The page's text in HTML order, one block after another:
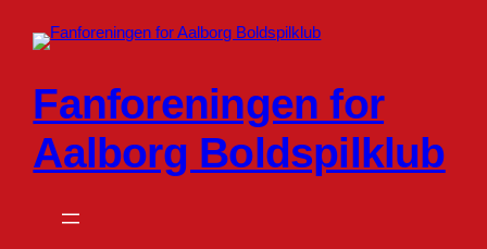
Fanforeningen for
Aalborg Boldspilklub